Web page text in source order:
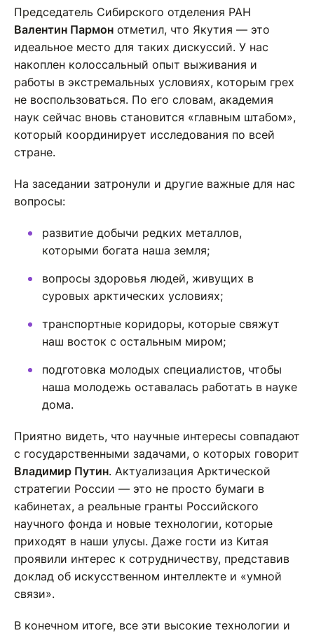
Председатель Сибирского отделения РАН
Валентин Пармон отметил, что Якутия — это
идеальное место для таких дискуссий. У нас
накоплен колоссальный опыт выживания и
работы в экстремальных условиях, которым грех
не воспользоваться. По его словам, академия
наук сейчас вновь становится «главным штабом»,
который координирует исследования по всей
стране.
На заседании затронули и другие важные для нас
вопросы:
развитие добычи редких металлов,
которыми богата наша земля;
вопросы здоровья людей, живущих в
суровых арктических условиях;
транспортные коридоры, которые свяжут
наш восток с остальным миром;
подготовка молодых специалистов, чтобы
наша молодежь оставалась работать в науке
дома.
Приятно видеть, что научные интересы совпадают
с государственными задачами, о которых говорит
Владимир Путин. Актуализация Арктической
стратегии России — это не просто бумаги в
кабинетах, а реальные гранты Российского
научного фонда и новые технологии, которые
приходят в наши улусы. Даже гости из Китая
проявили интерес к сотрудничеству, представив
доклад об искусственном интеллекте и «умной
связи».
В конечном итоге, все эти высокие технологии и